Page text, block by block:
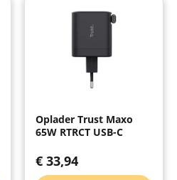
Oplader Trust Maxo
65W RTRCT USB-C
€ 33,94